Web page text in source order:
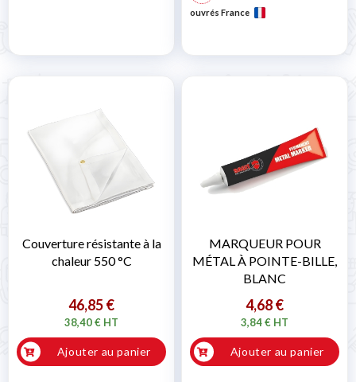
ouvrés France
Couverture résistante à la
chaleur 550 °C
46,85 €
38,40 € HT
Ajouter au panier
MARQUEUR POUR
MÉTAL À POINTE-BILLE,
BLANC
4,68 €
3,84 € HT
Ajouter au panier